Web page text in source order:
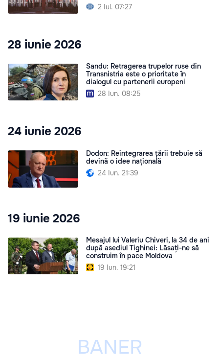
2 Iul. 07:27
28 iunie 2026
Sandu: Retragerea trupelor ruse din
Transnistria este o prioritate în
dialogul cu partenerii europeni
28 Iun. 08:25
24 iunie 2026
Dodon: Reintegrarea țării trebuie să
devină o idee națională
24 Iun. 21:39
19 iunie 2026
Mesajul lui Valeriu Chiveri, la 34 de ani
după asediul Tighinei: Lăsați-ne să
construim în pace Moldova
19 Iun. 19:21